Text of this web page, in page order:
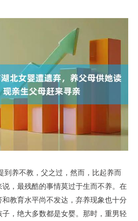
到养不教，父之过，然而，比起养而
，最残酷的事情莫过于生而不养。在
和教育水平尚不发达，弃养现象也十分
，绝大多数都是女婴。那时，重男轻